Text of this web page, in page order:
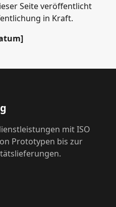
Seite veröffentlicht
in Kraft.
mit ISO
Prototypen bis zur